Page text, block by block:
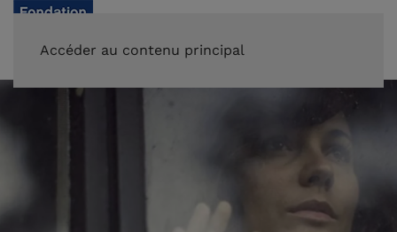
Accéder au contenu principal